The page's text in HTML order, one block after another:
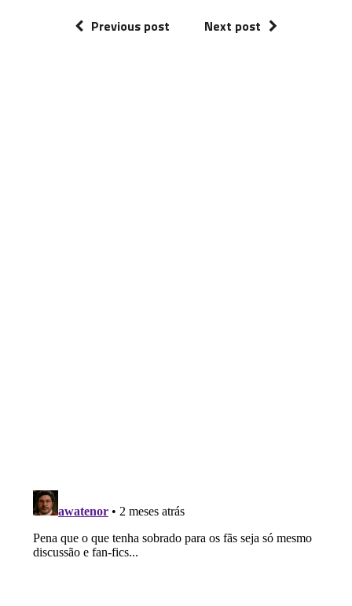
Previous post Next post